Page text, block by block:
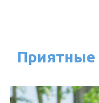
Приятные